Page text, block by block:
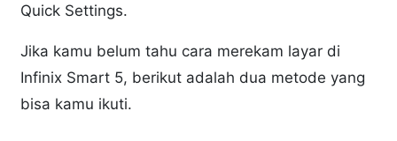
Quick Settings.
Jika kamu belum tahu cara merekam layar di
Infinix Smart 5, berikut adalah dua metode yang
bisa kamu ikuti.